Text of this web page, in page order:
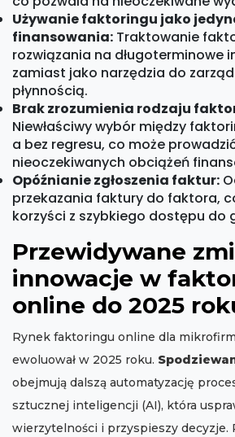
Używanie faktoringu jako
finansowania: Traktowanie
rozwiązania na długoterminowe
zamiast jako narzędzia do
płynnością.
Brak zrozumienia rodzaju
Niewłaściwy wybór między
a bez regresu, co może
nieoczekiwanych obciążeń
Opóźnianie zgłoszenia faktur:
przekazania faktury do faktora,
korzyści z szybkiego dostępu do
Przewidywane
innowacje w
online do 2025
Rynek faktoringu online dla
ewoluował w 2025 roku.
obejmują dalszą automatyzację
sztucznej inteligencji (AI), która
wierzytelności i przyspieszy decyzje.